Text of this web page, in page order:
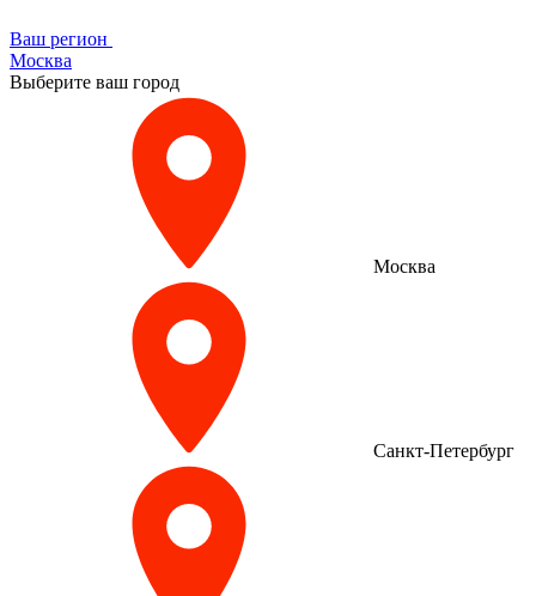
Ваш регион
Москва
Выберите ваш город
Москва
Санкт-Петербург